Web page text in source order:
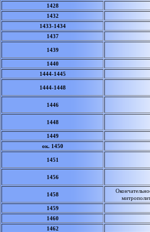
1428
1432
1433-1434
1437
1439
1440
1444-1445
1444-1448
1446
1448
1449
ок. 1450
1451
1456
1458
1459
1460
1462